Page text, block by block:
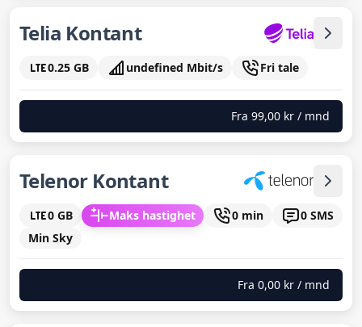
Telia Kontant
0.25 GB undefined Mbit/s Fri tale
Fra 99,00 kr / mnd
Telenor Kontant
0 GB Maks hastighet 0 min
0 SMS
Min Sky
Fra 0,00 kr / mnd